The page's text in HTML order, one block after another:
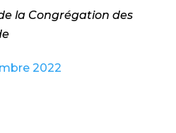
la Congrégation des
2022